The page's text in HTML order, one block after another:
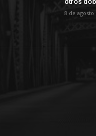
otros
8 de agosto